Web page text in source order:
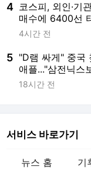
4 코스피, 외인·기
매수에 6400선
삼전닉스도 상승
4시간 전
5 "D램 싸게" 중국
애플..."삼전닉스
줘" 요구에 계약
18시간 전
서비스 바로가기
뉴스 홈 기